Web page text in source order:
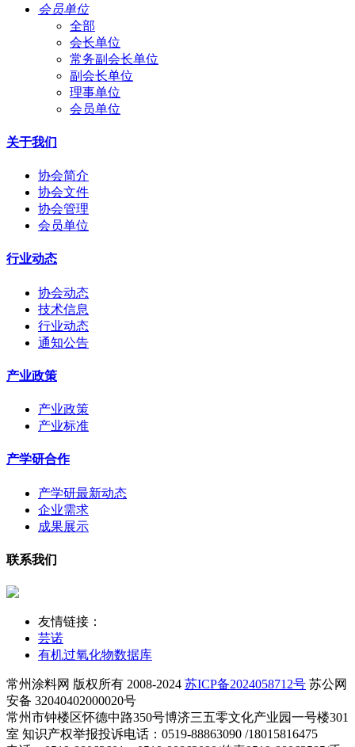
会员单位
全部
会长单位
常务副会长单位
副会长单位
理事单位
会员单位
关于我们
协会简介
协会文件
协会管理
会员单位
行业动态
协会动态
技术信息
行业动态
通知公告
产业政策
产业政策
产业标准
产学研合作
产学研最新动态
企业需求
成果展示
联系我们
友情链接：
芸诺
有机过氧化物数据库
常州涂料网 版权所有 2008-2024 苏ICP备2024058712号 苏公网
安备 32040402000020号
常州市钟楼区怀德中路350号博济三五零文化产业园一号楼301
室 知识产权举报投诉电话：0519-88863090 /18015816475